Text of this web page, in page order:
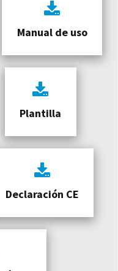
Manual de uso
Plantilla
Declaración CE